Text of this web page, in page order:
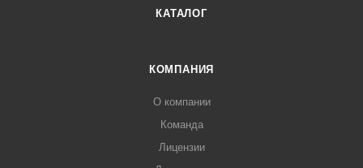
Обозначение конуса центр. горловины 29/32
КАТАЛОГ
КОМПАНИЯ
О компании
Команда
Лицензии